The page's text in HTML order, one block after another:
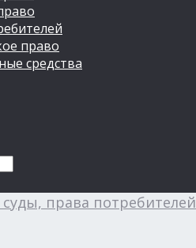
право
средства
права потребителей